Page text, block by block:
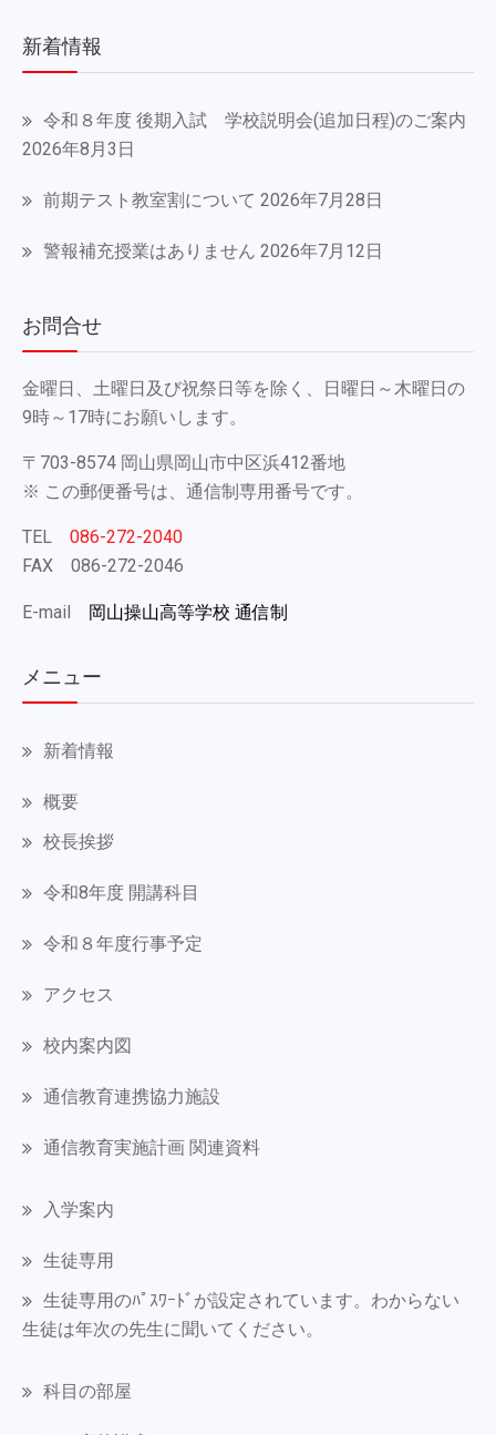
ー
ョ
新着情報
令和８年度 後期入試 学校説明会(追加日程)のご案内
2026年8月3日
前期テスト教室割について 2026年7月28日
警報補充授業はありません 2026年7月12日
お問合せ
金曜日、土曜日及び祝祭日等を除く、日曜日～木曜日の
9時～17時にお願いします。
〒703-8574 岡山県岡山市中区浜412番地
※ この郵便番号は、通信制専用番号です。
TEL 086-272-2040
FAX 086-272-2046
E-mail 岡山操山高等学校 通信制
メニュー
新着情報
概要
校長挨拶
令和8年度 開講科目
令和８年度行事予定
アクセス
校内案内図
通信教育連携協力施設
通信教育実施計画 関連資料
入学案内
生徒専用
生徒専用のﾊﾟｽﾜｰﾄﾞが設定されています。わからない
生徒は年次の先生に聞いてください。
科目の部屋